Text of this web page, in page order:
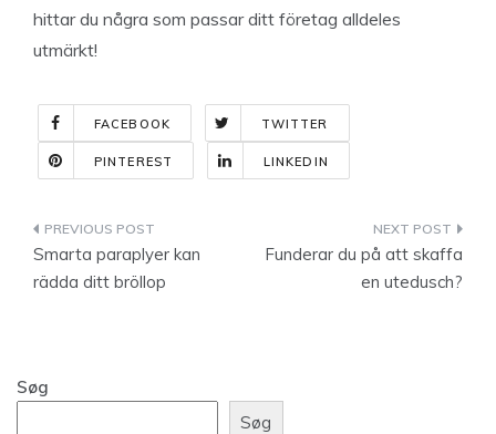
hittar du några som passar ditt företag alldeles
utmärkt!
FACEBOOK TWITTER
PINTEREST LINKEDIN
Indlægsnavigation
Smarta paraplyer kan
rädda ditt bröllop
Funderar du på att skaffa
en utedusch?
Søg
Søg